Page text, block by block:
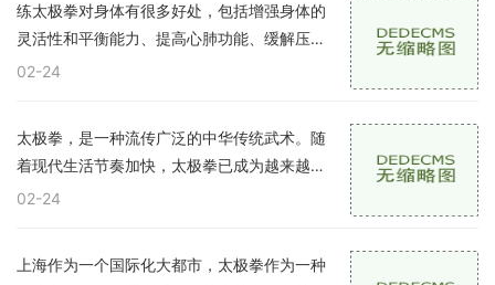
练太极拳对身体有很多好处，包括增强身体的
灵活性和平衡能力、提高心肺功能、缓解压力
和增强免疫力。有些太极学习者在练习过程中
02-24
太极拳，是一种流传广泛的中华传统武术。随
着现代生活节奏加快，太极拳已成为越来越多
人进行身体锻炼及心理调节的选择。太极拳功
02-24
上海作为一个国际化大都市，太极拳作为一种